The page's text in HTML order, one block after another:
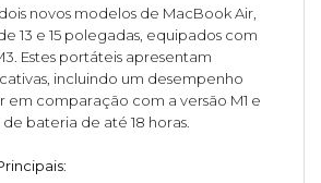
novos modelos de MacBook Air,
13 e 15 polegadas, equipados com
Estes portáteis apresentam
incluindo um desempenho
em comparação com a versão M1 e
bateria de até 18 horas.
: